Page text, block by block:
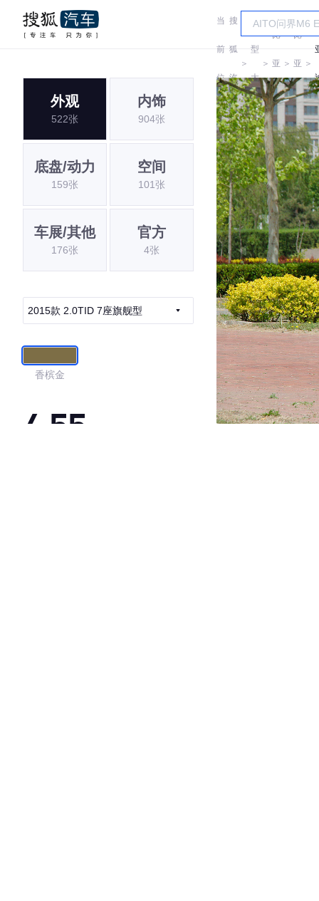
当
前
位
置:
搜
狐
汽
车
＞
车
型
大
全
＞
比
亚
迪
＞
比
亚
迪
＞
外观
522张
内饰
904张
底盘/动力
159张
空间
101张
车展/其他
176张
官方
4张
2015款 2.0TID 7座旗舰型
香槟金
4.55